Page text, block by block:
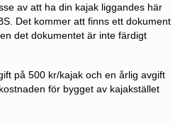
av att ha din kajak liggandes här
Det kommer att finns ett dokument
det dokumentet är inte färdigt
på 500 kr/kajak och en årlig avgift
för bygget av kajakstället